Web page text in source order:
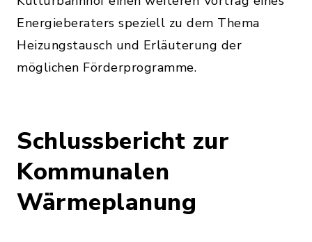
Energieberaters speziell zu dem Thema
Heizungstausch und Erläuterung der
möglichen Förderprogramme.
Schlussbericht zur
Kommunalen
Wärmeplanung